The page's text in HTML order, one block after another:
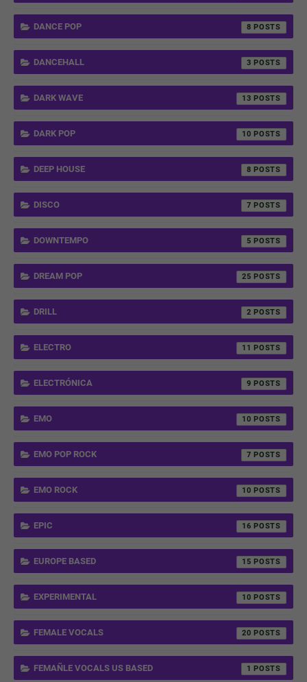
DANCE POP 8
DANCEHALL 3
DARK WAVE 13
DARK POP 10
DEEP HOUSE 8
DISCO 7
DOWNTEMPO 5
DREAM POP 25
DRILL 2
ELECTRO 11
ELECTRÓNICA 9
EMO 10
EMO POP ROCK 7
EMO ROCK 10
EPIC 16
EUROPE BASED 15
EXPERIMENTAL 10
FEMALE VOCALS 20
FEMAÑLE VOCALS US BASED 1